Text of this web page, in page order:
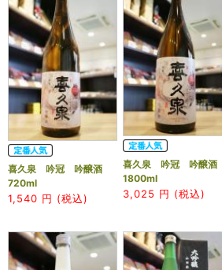
喜久泉 吟冠 吟醸酒
720ml
1,540 円 (税込)
喜久泉 吟冠 吟醸酒
1800ml
3,025 円 (税込)